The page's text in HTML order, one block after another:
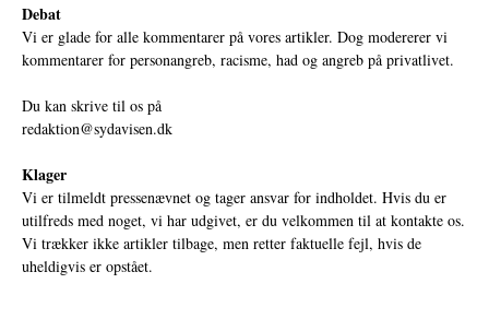
Debat
Vi er glade for alle kommentarer på vores artikler. Dog modererer vi
kommentarer for personangreb, racisme, had og angreb på privatlivet.
Du kan skrive til os på
redaktion@sydavisen.dk
Klager
Vi er tilmeldt pressenævnet og tager ansvar for indholdet. Hvis du er
utilfreds med noget, vi har udgivet, er du velkommen til at kontakte os.
Vi trækker ikke artikler tilbage, men retter faktuelle fejl, hvis de
uheldigvis er opstået.